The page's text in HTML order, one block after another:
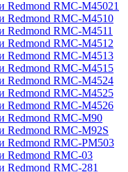
Redmond RMC-M45021
Redmond RMC-M4510
Redmond RMC-M4511
Redmond RMC-M4512
Redmond RMC-M4513
Redmond RMC-M4515
Redmond RMC-M4524
Redmond RMC-M4525
Redmond RMC-M4526
Redmond RMC-M90
Redmond RMC-M92S
Redmond RMC-PM503
Redmond RMC-03
Redmond RMC-281